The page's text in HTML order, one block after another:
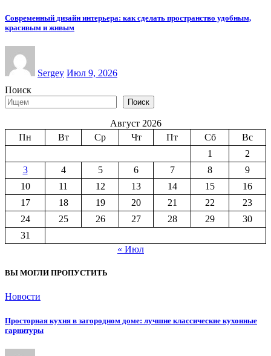
Современный дизайн интерьера: как сделать пространство удобным,
красивым и живым
Sergey Июл 9, 2026
Поиск
Поиск
Август 2026
Пн
Вт Ср Чт Пт Сб
Вс
1
2
3
4 5 6 7 8
9
10
11 12 13 14 15
16
17
18 19 20 21 22
23
24
25 26 27 28 29
30
31
« Июл
ВЫ МОГЛИ ПРОПУСТИТЬ
Новости
Просторная кухня в загородном доме: лучшие классические кухонные
гарнитуры